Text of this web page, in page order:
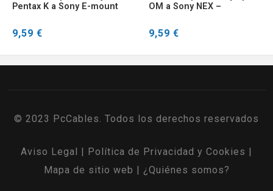
Pentax K a Sony E-mount
9,59 €
OM a Sony NEX –
9,59 €
© 2023 PcCables. Todos los derechos reservados
Aviso Legal Política de Privacidad y Cookies
Mapa de sitio web
¿Quiénes somos?